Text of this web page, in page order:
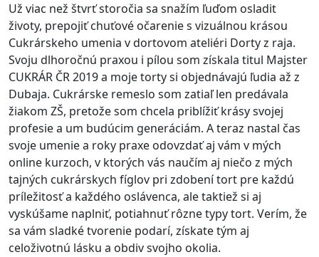
Už viac než štvrť storočia sa snažím ľuďom osladit
životy, prepojiť chuťové očarenie s vizuálnou krásou
Cukrárskeho umenia v dortovom ateliéri Dorty z raja.
Svoju dlhoročnú praxou i pílou som získala titul Majster
CUKRÁR ČR 2019 a moje torty si objednávajú ľudia až z
Dubaja. Cukrárske remeslo som zatiaľ len predávala
žiakom ZŠ, pretože som chcela priblížiť krásy svojej
profesie a um budúcim generáciám. A teraz nastal čas
svoje umenie a roky praxe odovzdať aj vám v mých
online kurzoch, v ktorých vás naučím aj niečo z mých
tajných cukrárskych fíglov pri zdobení tort pre každú
príležitosť a každého oslávenca, ale taktiež si aj
vyskúšame naplniť, potiahnuť rôzne typy tort. Verím, že
sa vám sladké tvorenie podarí, získate tým aj
celoživotnú lásku a obdiv svojho okolia.